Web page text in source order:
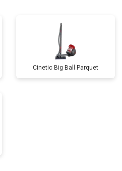
Cinetic Big Ball Parquet